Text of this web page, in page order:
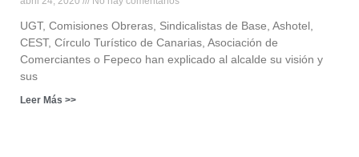
UGT, Comisiones Obreras, Sindicalistas de Base, Ashotel,
CEST, Círculo Turístico de Canarias, Asociación de
Comerciantes o Fepeco han explicado al alcalde su visión y
sus
Leer Más >>